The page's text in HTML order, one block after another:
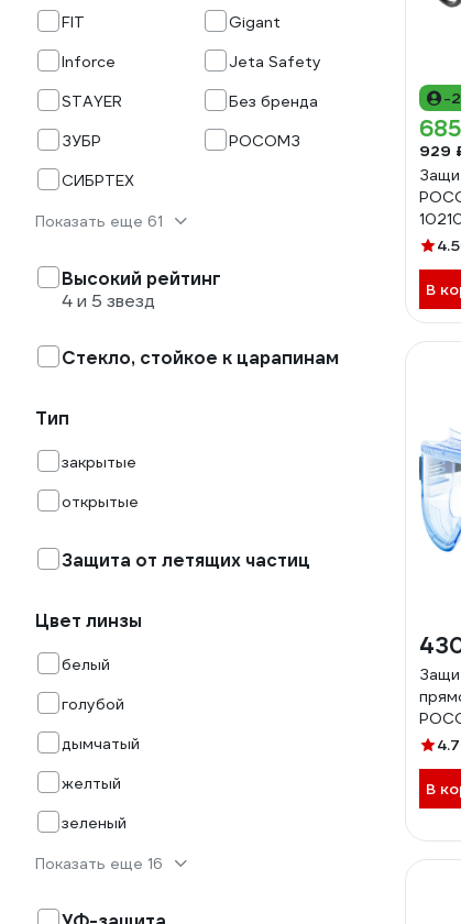
FIT
Gigant
Inforce
Jeta Safety
STAYER
Без бренда
ЗУБР
РОСОМЗ
СИБРТЕХ
Показать еще 61
Высокий рейтинг
4 и 5 звезд
Стекло, стойкое к царапинам
Тип
закрытые
открытые
Защита от летящих частиц
Цвет линзы
белый
голубой
дымчатый
желтый
зеленый
Показать еще 16
-
929
4.5
В
4.7
В